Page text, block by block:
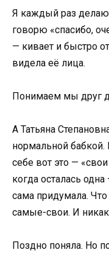
Я каждый раз
говорю «спасибо,
— кивает и быстро
видела её лица.
Понимаем мы друг
А Татьяна
нормальной бабкой.
себе вот это —
когда осталась
сама придумала.
самые-свои. И
Поздно поняла. Но